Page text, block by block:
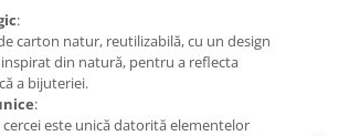
:
carton natur, reutilizabilă, cu un design
din natură, pentru a reflecta
a bijuteriei.
:
cercei este unică datorită elementelor